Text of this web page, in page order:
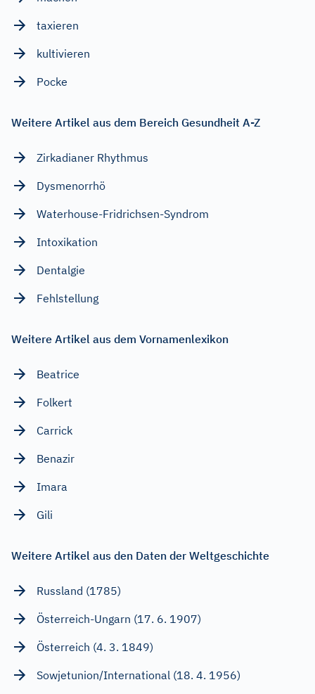
taxieren
kultivieren
Pocke
Weitere Artikel aus dem Bereich Gesundheit A-Z
Zirkadianer Rhythmus
Dysmenorrhö
Waterhouse-Fridrichsen-Syndrom
Intoxikation
Dentalgie
Fehlstellung
Weitere Artikel aus dem Vornamenlexikon
Beatrice
Folkert
Carrick
Benazir
Imara
Gili
Weitere Artikel aus den Daten der Weltgeschichte
Russland (1785)
Österreich-Ungarn (17. 6. 1907)
Österreich (4. 3. 1849)
Sowjetunion/International (18. 4. 1956)